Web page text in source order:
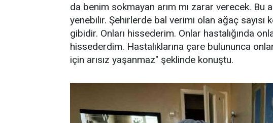
da benim sokmayan arım mı zarar verecek. Bu
yenebilir. Şehirlerde bal verimi olan ağaç sayısı
gibidir. Onları hissederim. Onlar hastalığında
hissederdim. Hastalıklarına çare bulununca
için arısız yaşanmaz" şeklinde konuştu.